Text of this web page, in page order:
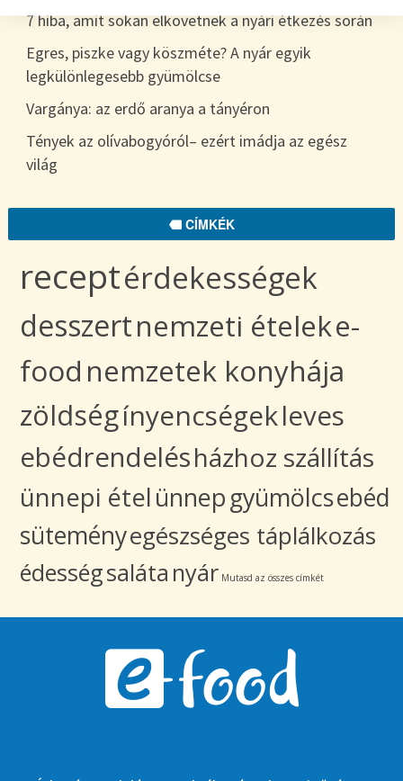
7 hiba, amit sokan elkövetnek a nyári étkezés során
Egres, piszke vagy köszméte? A nyár egyik
legkülönlegesebb gyümölcse
Vargánya: az erdő aranya a tányéron
Tények az olívabogyóról– ezért imádja az egész
világ
CÍMKÉK
receptérdekességek
desszertnemzeti ételeke-
food nemzetek konyhája
zöldségínyencségekleves
ebédrendelésházhoz szállítás
ünnepi ételünnepgyümölcsebéd
süteményegészséges táplálkozás
édességsaláta nyár Mutasd az összes címkét